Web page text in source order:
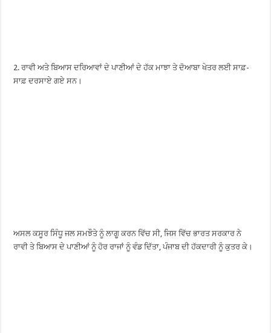
2. ਰਾਵੀ ਅਤੇ ਬਿਆਸ ਦਰਿਆਵਾਂ ਦੇ ਪਾਣੀਆਂ ਦੇ ਹੱਕ ਮਾਝਾ ਤੇ ਦੋਆਬਾ ਖੇਤਰ ਲਈ ਸਾਫ਼-
ਸਾਫ਼ ਦਰਸਾਏ ਗਏ ਸਨ।
ਅਸਲ ਕਸੂਰ ਸਿੰਧੂ ਜਲ ਸਮਝੌਤੇ ਨੂੰ ਲਾਗੂ ਕਰਨ ਵਿੱਚ ਸੀ, ਜਿਸ ਵਿੱਚ ਭਾਰਤ ਸਰਕਾਰ ਨੇ
ਰਾਵੀ ਤੇ ਬਿਆਸ ਦੇ ਪਾਣੀਆਂ ਨੂੰ ਹੋਰ ਰਾਜਾਂ ਨੂੰ ਵੰਡ ਦਿੱਤਾ, ਪੰਜਾਬ ਦੀ ਹੱਕਦਾਰੀ ਨੂੰ ਕੁਤਰ ਕੇ।